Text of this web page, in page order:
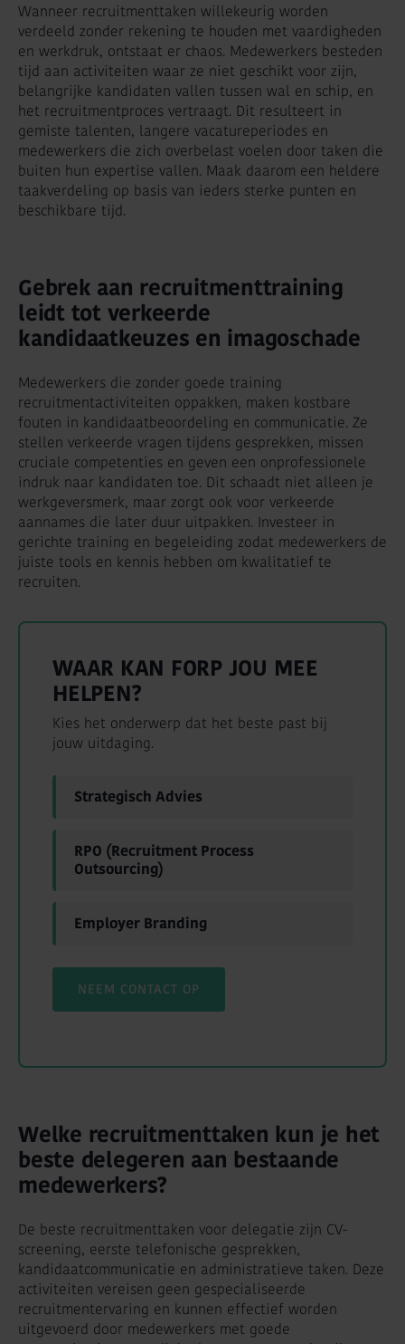
Wanneer recruitmenttaken willekeurig worden
verdeeld zonder rekening te houden met vaardigheden
en werkdruk, ontstaat er chaos. Medewerkers besteden
tijd aan activiteiten waar ze niet geschikt voor zijn,
belangrijke kandidaten vallen tussen wal en schip, en
het recruitmentproces vertraagt. Dit resulteert in
gemiste talenten, langere vacatureperiodes en
medewerkers die zich overbelast voelen door taken die
buiten hun expertise vallen. Maak daarom een heldere
taakverdeling op basis van ieders sterke punten en
beschikbare tijd.
Gebrek aan recruitmenttraining
leidt tot verkeerde
kandidaatkeuzes en imagoschade
Medewerkers die zonder goede training
recruitmentactiviteiten oppakken, maken kostbare
fouten in kandidaatbeoordeling en communicatie. Ze
stellen verkeerde vragen tijdens gesprekken, missen
cruciale competenties en geven een onprofessionele
indruk naar kandidaten toe. Dit schaadt niet alleen je
werkgeversmerk, maar zorgt ook voor verkeerde
aannames die later duur uitpakken. Investeer in
gerichte training en begeleiding zodat medewerkers de
juiste tools en kennis hebben om kwalitatief te
recruiten.
WAAR KAN FORP JOU MEE
HELPEN?
Kies het onderwerp dat het beste past bij
jouw uitdaging.
Strategisch Advies
RPO (Recruitment Process
Outsourcing)
Employer Branding
NEEM CONTACT OP
Welke recruitmenttaken kun je het
beste delegeren aan bestaande
medewerkers?
De beste recruitmenttaken voor delegatie zijn CV-
screening, eerste telefonische gesprekken,
kandidaatcommunicatie en administratieve taken. Deze
activiteiten vereisen geen gespecialiseerde
recruitmentervaring en kunnen effectief worden
uitgevoerd door medewerkers met goede